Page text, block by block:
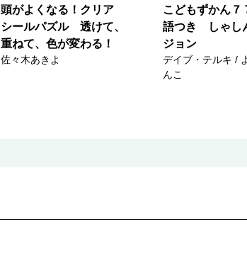
頭がよくなる！クリア
シールパズル 透けて、
重ねて、色が変わる！
佐々木あきよ
こどもずかん
語つき しゃし
ジョン
デイブ・テルキ /
んこ